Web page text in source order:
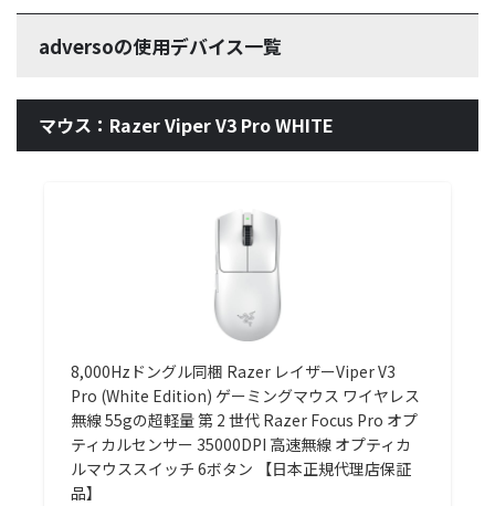
adversoの使用デバイス一覧
マウス：Razer Viper V3 Pro WHITE
8,000Hzドングル同梱 Razer レイザーViper V3
Pro (White Edition) ゲーミングマウス ワイヤレス
無線 55gの超軽量 第 2 世代 Razer Focus Pro オプ
ティカルセンサー 35000DPI 高速無線 オプティカ
ルマウススイッチ 6ボタン 【日本正規代理店保証
品】